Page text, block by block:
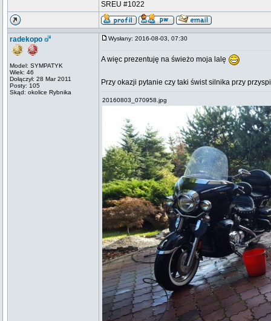
SREU #1022
radekopo
Model: SYMPATYK
Wiek: 46
Dołączył: 28 Mar 2011
Posty: 105
Skąd: okolice Rybnika
Wysłany: 2016-08-03, 07:30
A więc prezentuję na świeżo moja lalę
Przy okazji pytanie czy taki świst silnika przy
20160803_070958.jpg